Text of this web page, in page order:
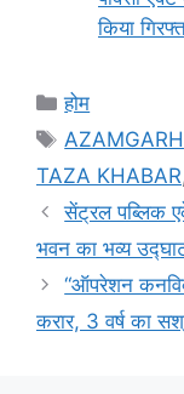
किया
Categories
होम
Tags
AZAMGARH
TAZA KHABAR
सेंट्रल पब्लिक
भवन का भव्य
“ऑपरेशन
करार, 3 वर्ष का